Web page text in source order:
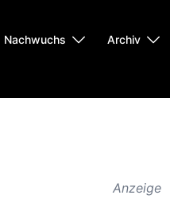
Nachwuchs Archiv
Anzeige